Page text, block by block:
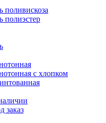
поливискоза
полиэстер
с хлопком
заказ